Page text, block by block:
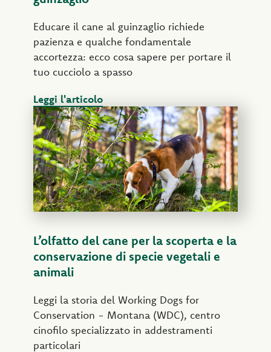
Educare il cane al guinzaglio richiede
pazienza e qualche fondamentale
accortezza: ecco cosa sapere per portare il
tuo cucciolo a spasso
Leggi l'articolo
L’olfatto del cane per la scoperta e la
conservazione di specie vegetali e
animali
Leggi la storia del Working Dogs for
Conservation - Montana (WDC), centro
cinofilo specializzato in addestramenti
particolari